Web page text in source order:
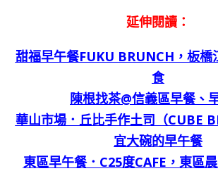
延伸閱讀：
甜福早午餐FUKU BRUNCH，板橋
食
陳根找茶@信義區早餐、
華山市場．丘比手作土司（CUBE
宜大碗的早午餐
東區早午餐．C25度CAFE，東區